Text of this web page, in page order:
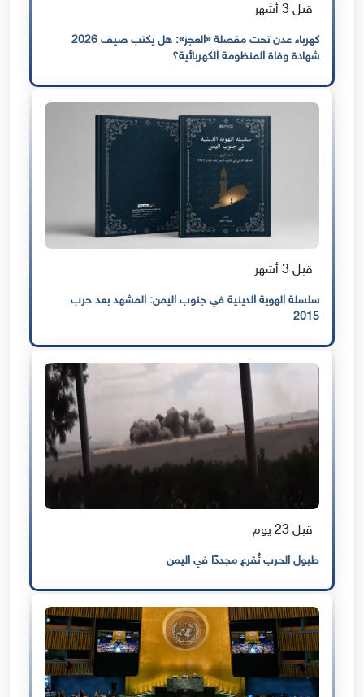
قبل 3 أشهر
كهرباء عدن تحت مقصلة «العجز»: هل يكتب صيف 2026
شهادة وفاة المنظومة الكهربائية؟
قبل 3 أشهر
سلسلة الهوية الدينية في جنوب اليمن: المشهد بعد حرب
2015
قبل 23 يوم
طبول الحرب تُقرع مجددًا في اليمن